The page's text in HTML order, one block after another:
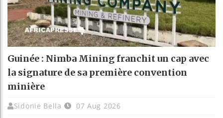
Guinée : Nimba Mining franchit un cap avec
la signature de sa première convention
minière
Sidonie Bella 07 Aug 2026